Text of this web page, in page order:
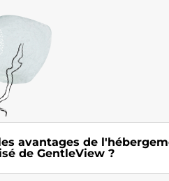
avantages de
de GentleView ?